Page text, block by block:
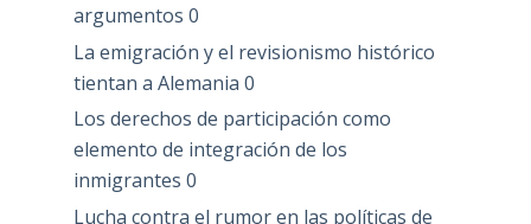
argumentos 0
La emigración y el revisionismo histórico
tientan a Alemania 0
Los derechos de participación como
elemento de integración de los
inmigrantes 0
Lucha contra el rumor en las políticas de